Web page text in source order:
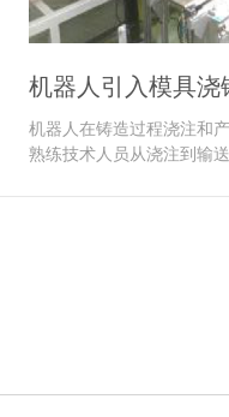
机器人在铸造过程浇注和
熟练技术人员从浇注到输